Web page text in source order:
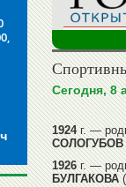
Сегодня, 8
1924г. —
СОЛОГУБОВ
1926г. —
БУЛГАКОВА